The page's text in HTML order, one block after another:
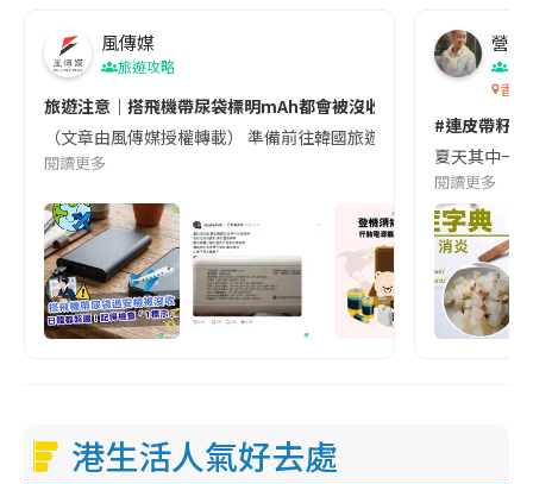
風傳媒
旅遊攻略
旅遊注意｜搭飛機帶尿袋標明mAh都會被沒收😱出發前切記檢查
（文章由風傳媒授權轉載） 準備前往韓國旅遊的民眾，近期要
閱讀更多
營養
香港
#連皮帶籽
夏天其中一
閱讀更多
港生活人氣好去處